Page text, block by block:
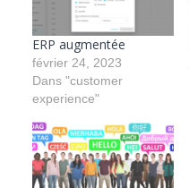
ERP augmentée
février 24, 2023
Dans "customer
experience"